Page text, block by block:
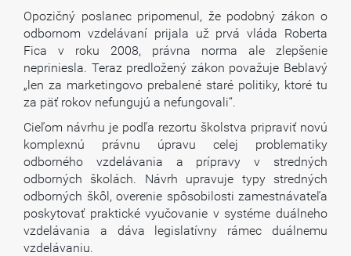
Opozičný poslanec pripomenul, že podobný zákon o
odbornom vzdelávaní prijala už prvá vláda Roberta
Fica v roku 2008, právna norma ale zlepšenie
nepriniesla. Teraz predložený zákon považuje Beblavý
„len za marketingovo prebalené staré politiky, ktoré tu
za päť rokov nefungujú a nefungovali“.
Cieľom návrhu je podľa rezortu školstva pripraviť novú
komplexnú právnu úpravu celej problematiky
odborného vzdelávania a prípravy v stredných
odborných školách. Návrh upravuje typy stredných
odborných škôl, overenie spôsobilosti zamestnávateľa
poskytovať praktické vyučovanie v systéme duálneho
vzdelávania a dáva legislatívny rámec duálnemu
vzdelávaniu.